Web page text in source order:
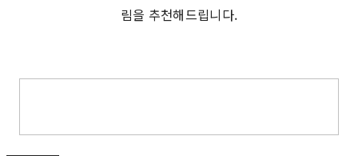
림을 추천해드립니다.